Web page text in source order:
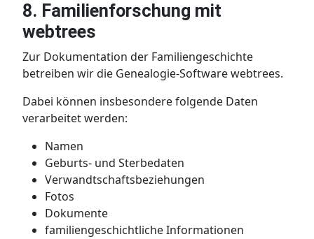
8. Familienforschung mit
webtrees
Zur Dokumentation der Familiengeschichte
betreiben wir die Genealogie-Software webtrees.
Dabei können insbesondere folgende Daten
verarbeitet werden:
Namen
Geburts- und Sterbedaten
Verwandtschaftsbeziehungen
Fotos
Dokumente
familiengeschichtliche Informationen